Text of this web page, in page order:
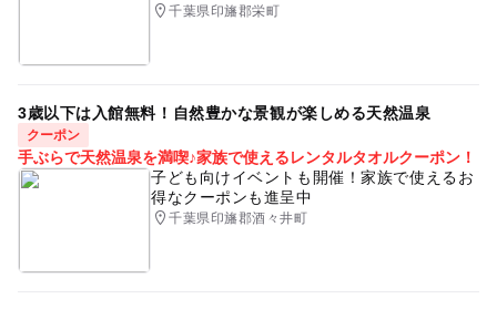
千葉県印旛郡栄町
3歳以下は入館無料！自然豊かな景観が楽しめる天然温泉
クーポン
手ぶらで天然温泉を満喫♪家族で使えるレンタルタオルクーポン！
子ども向けイベントも開催！家族で使えるお
得なクーポンも進呈中
千葉県印旛郡酒々井町